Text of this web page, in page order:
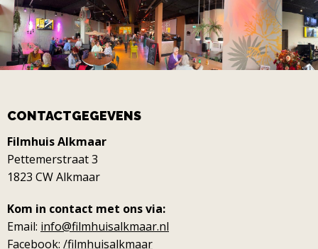
CONTACTGEGEVENS
Filmhuis Alkmaar
Pettemerstraat 3
1823 CW Alkmaar
Kom in contact met ons via:
Email: info@filmhuisalkmaar.nl
Facebook: /filmhuisalkmaar